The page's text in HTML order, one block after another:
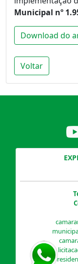
Municipal nº
Download do
Voltar